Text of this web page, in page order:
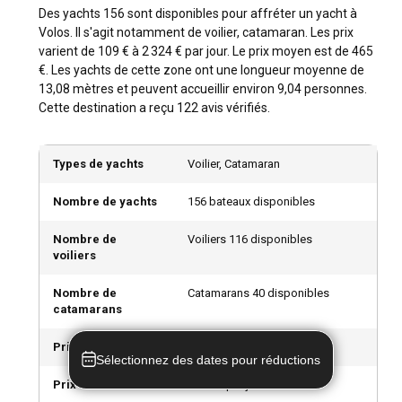
véritable trésor de joyaux culturels et d'expériences à
découvrir.
Quelles sont les principales attractions et activités
de plein air à Volos ?
luxuriantes, Volos offre une myriade d'activités de plein air.
Dégustez les Mezedes traditionnels dans les Tsipouradika,
explorez les marchés animés ou adonnez-vous aux sports
nautiques, les choix sont infinis. La location de yacht à Volos
promet des aventures inoubliables au-delà de la navigation.
Volos ?
Volos possède des marinas propres et bien équipées
comme la Marina de Volos et la Marina de Platanidia,
offrant d'excellents services aux marins. Pour un séjour
isolé, la baie de Varis et Micro Beach sont des mouillages
Des yachts 156 sont disponibles pour affréter un yacht à
Volos. Il s'agit notamment de voilier, catamaran. Les prix
varient de 109 € à 2 324 € par jour. Le prix moyen est de 465
€. Les yachts de cette zone ont une longueur moyenne de
13,08 mètres et peuvent accueillir environ 9,04 personnes.
Cette destination a reçu 122 avis vérifiés.
Types de yachts Voilier, Catamaran
Nombre de yachts 156 bateaux disponibles
Nombre de
voiliers
Voiliers 116 disponibles
Nombre de
catamarans
Catamarans 40 disponibles
Prix minimum
Prix maximum
Sélectionnez des dates pour réductions